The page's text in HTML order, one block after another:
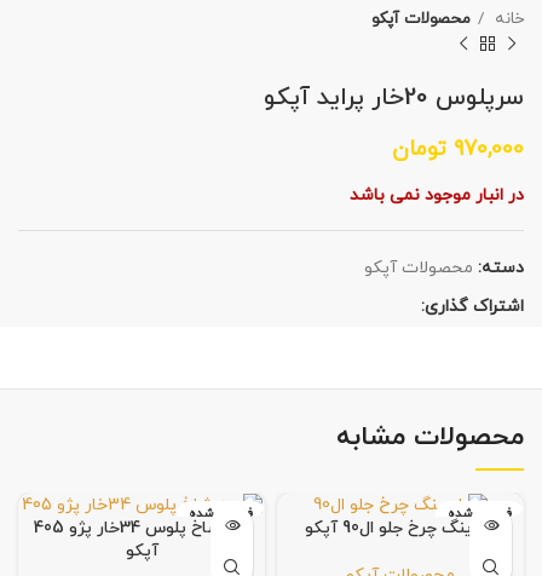
خانه محصولات آپکو
سرپلوس 20خار پراید آپکو
970,000 تومان
در انبار موجود نمی باشد
دسته: محصولات آپکو
اشتراک گذاری:
محصولات مشابه
فروخته شده
بلبرینگ چرخ جلو ال90 آپکو
فروخته شده
سه شاخ پلوس 34خار پژو 405
آپکو